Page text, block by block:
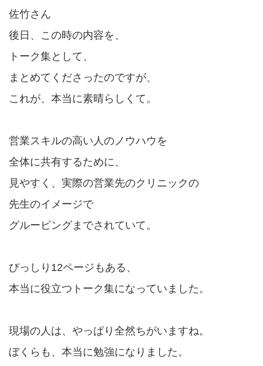
佐竹さん
後日、この時の内容を、
トーク集として、
まとめてくださったのですが、
これが、本当に素晴らしくて。
営業スキルの高い人のノウハウを
全体に共有するために、
見やすく、実際の営業先のクリニックの
先生のイメージで
グルーピングまでされていて。
びっしり12ページもある、
本当に役立つトーク集になっていました。
現場の人は、やっぱり全然ちがいますね。
ぼくらも、本当に勉強になりました。